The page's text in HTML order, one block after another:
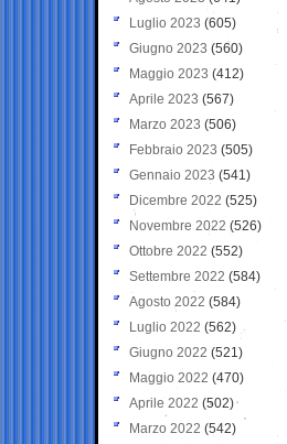
Luglio 2023 (605)
Giugno 2023 (560)
Maggio 2023 (412)
Aprile 2023 (567)
Marzo 2023 (506)
Febbraio 2023 (505)
Gennaio 2023 (541)
Dicembre 2022 (525)
Novembre 2022 (526)
Ottobre 2022 (552)
Settembre 2022 (584)
Agosto 2022 (584)
Luglio 2022 (562)
Giugno 2022 (521)
Maggio 2022 (470)
Aprile 2022 (502)
Marzo 2022 (542)